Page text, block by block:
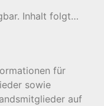
Inhalt folgt…
für
sowie
auf